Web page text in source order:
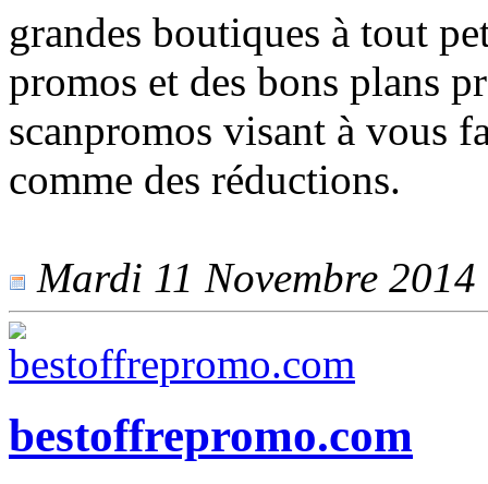
grandes boutiques à tout
promos et des bons plans
scanpromos visant à vous
comme des réductions.
Mardi 11 Novembre
bestoffrepromo.com